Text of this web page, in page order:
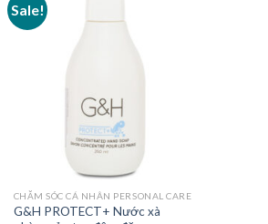
Sale!
CHĂM SÓC CÁ NHÂN PERSONAL CARE
G&H PROTECT+ Nước xà